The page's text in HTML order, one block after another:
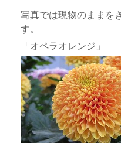
写真では現物のままを
す。
「オペラオレンジ」